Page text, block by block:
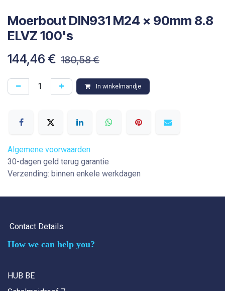
Moerbout DIN931 M24 x 90mm 8.8
ELVZ 100's
144,46 € 180,58€
In winkelmandje
Algemene voorwaarden
30-dagen geld terug garantie
Verzending: binnen enkele werkdagen
Contact Details
How we can help you?
HUB BE